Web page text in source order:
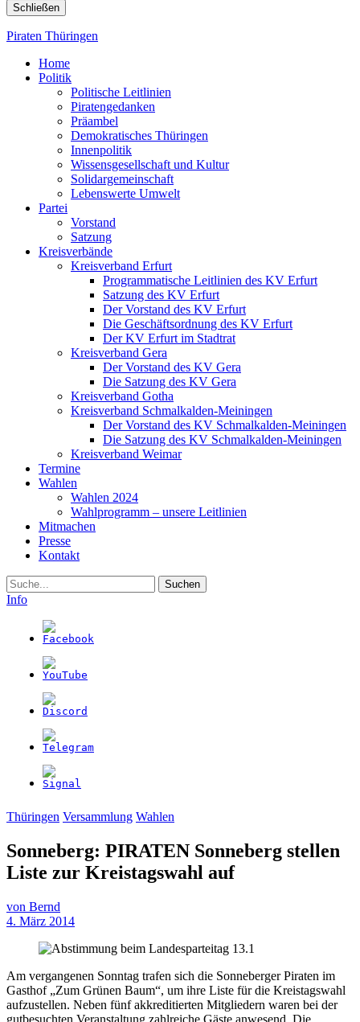
Schließen
Piraten Thüringen
Home
Politik
Politische Leitlinien
Piratengedanken
Präambel
Demokratisches Thüringen
Innenpolitik
Wissensgesellschaft und Kultur
Solidargemeinschaft
Lebenswerte Umwelt
Partei
Vorstand
Satzung
Kreisverbände
Kreisverband Erfurt
Programmatische Leitlinien des KV Erfurt
Satzung des KV Erfurt
Der Vorstand des KV Erfurt
Die Geschäftsordnung des KV Erfurt
Der KV Erfurt im Stadtrat
Kreisverband Gera
Der Vorstand des KV Gera
Die Satzung des KV Gera
Kreisverband Gotha
Kreisverband Schmalkalden-Meiningen
Der Vorstand des KV Schmalkalden-Meiningen
Die Satzung des KV Schmalkalden-Meiningen
Kreisverband Weimar
Termine
Wahlen
Wahlen 2024
Wahlprogramm – unsere Leitlinien
Mitmachen
Presse
Kontakt
Suche
Info
Thüringen Versammlung Wahlen
Sonneberg: PIRATEN Sonneberg stellen
Liste zur Kreistagswahl auf
von Bernd
4. März 2014
Am vergangenen Sonntag trafen sich die Sonneberger Piraten im
Gasthof „Zum Grünen Baum“, um ihre Liste für die Kreistagswahl
aufzustellen. Neben fünf akkreditierten Mitgliedern waren bei der
gutbesuchten Veranstaltung zahlreiche Gäste anwesend. Die